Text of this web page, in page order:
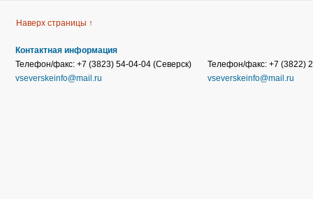
Наверх страницы ↑
Контактная информация
Телефон/факс: +7 (3823) 54-04-04 (Северск)
vseverskeinfo@mail.ru
Телефон/факс: +7 (3822)
vseverskeinfo@mail.ru